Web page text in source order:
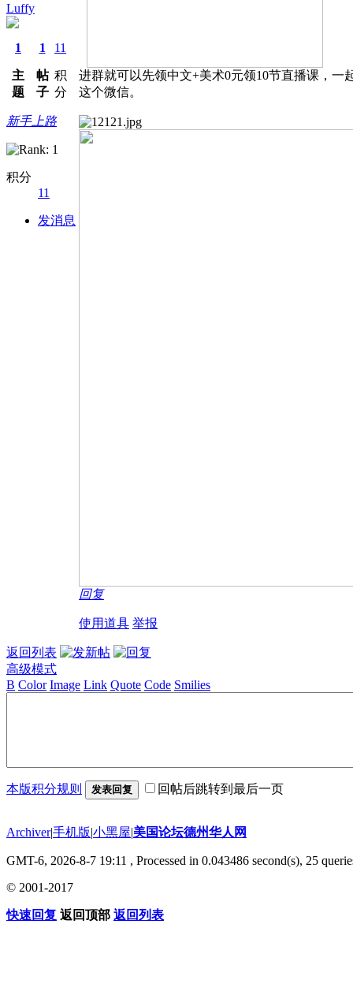
Luffy
1
主
题
1
帖
子
11
积
分
新手上路
积分
11
发消息
进群就可以先领中文+美术0元领10节直播课，
这个微信。
回复
使用道具 举报
返回列表
高级模式
B Color Image Link Quote Code Smilies
本版积分规则 发表回复 回帖后跳转到最后一页
Archiver|手机版|小黑屋|美国论坛德州华人网
GMT-6, 2026-8-7 19:11 , Processed in 0.043486 second(s), 25
© 2001-2017
快速回复 返回顶部 返回列表